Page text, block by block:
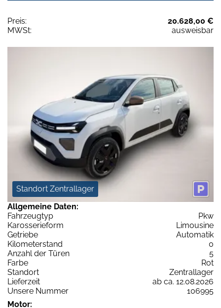
Preis:
20.628,00 €
MWSt:
ausweisbar
Standort Zentrallager
Allgemeine Daten:
Fahrzeugtyp
Pkw
Karosserieform
Limousine
Getriebe
Automatik
Kilometerstand
0
Anzahl der Türen
5
Farbe
Rot
Standort
Zentrallager
Lieferzeit
ab ca. 12.08.2026
Unsere Nummer
106995
Motor: